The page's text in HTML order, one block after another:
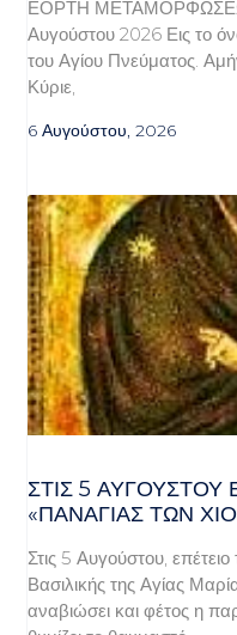
ΕΟΡΤΗ
Αυγούστου 2026 Εις το
του Αγίου Πνεύματος.
Κύριε,
6 Αυγούστου, 2026
ΣΤΙΣ 5 ΑΥΓΟΎΣΤΟΥ
«ΠΑΝΑΓΊΑΣ ΤΩΝ
Στις 5 Αυγούστου,
Βασιλικής της Αγίας
αναβιώσει και φέτος η